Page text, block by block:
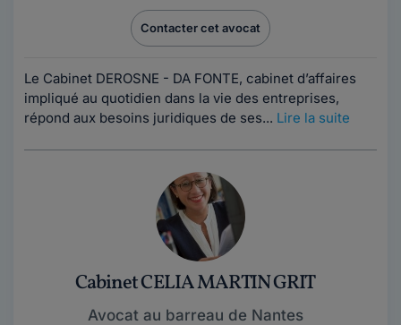
Contacter cet avocat
Le Cabinet DEROSNE - DA FONTE, cabinet d’affaires
impliqué au quotidien dans la vie des entreprises,
répond aux besoins juridiques de ses... Lire la suite
Cabinet CELIA MARTIN GRIT
Avocat au barreau de Nantes